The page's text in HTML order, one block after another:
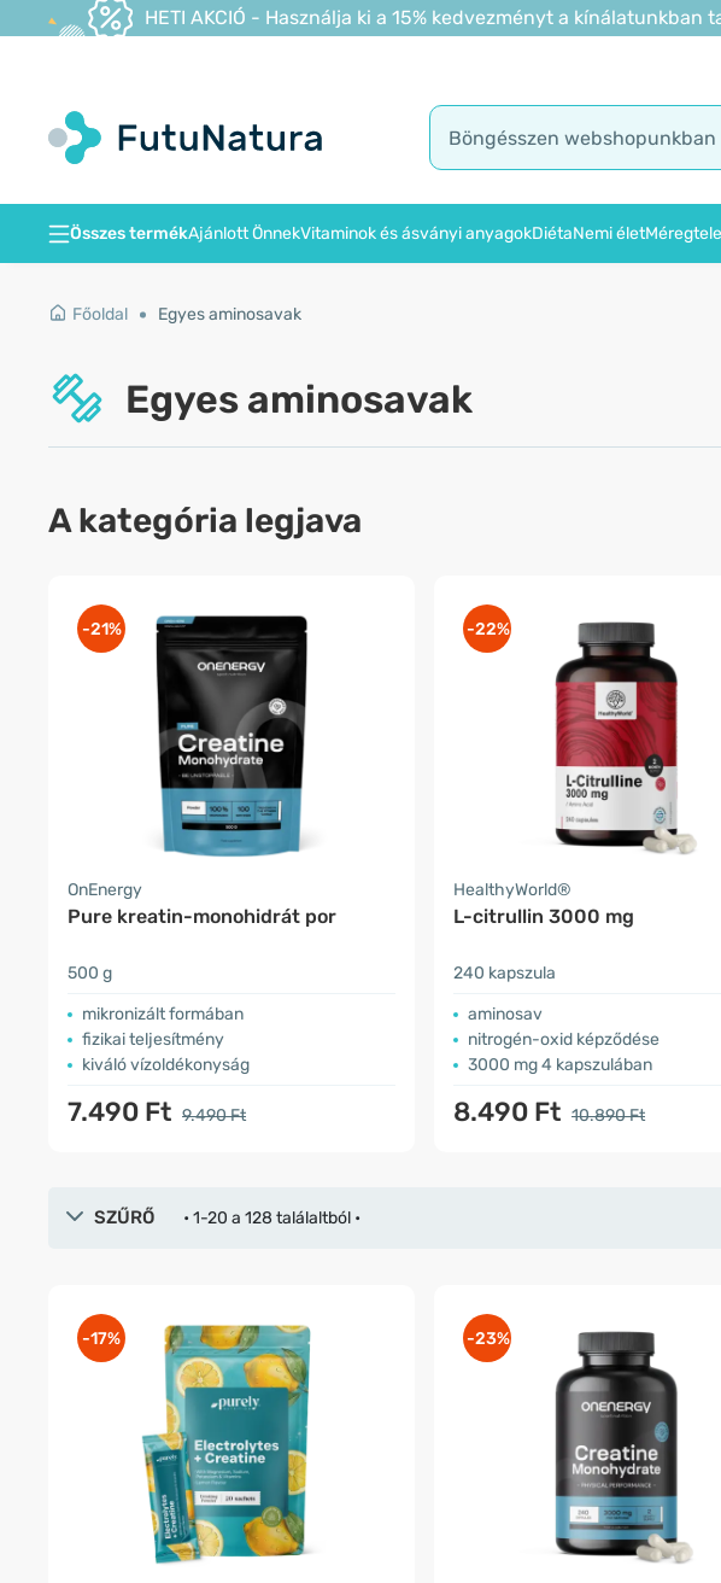
HETI AKCIÓ - Használja ki a 15% kedvezményt a kínálatunkban
Összes termékAjánlott ÖnnekVitaminok és ásványi anyagokDiétaNemi élet
Főoldal Egyes aminosavak
Egyes aminosavak
A kategória legjava
-21%
OnEnergy
Pure kreatin-monohidrát por
500 g
mikronizált formában
fizikai teljesítmény
kiváló vízoldékonyság
7.490 Ft 9.490 Ft
-22%
HealthyWorld®
L-citrullin 3000 mg
240 kapszula
aminosav
nitrogén-oxid képződése
3000 mg 4 kapszulában
8.490 Ft 10.890 Ft
SZŰRŐ • 1-20 a 128 találaltból •
-17% -23%